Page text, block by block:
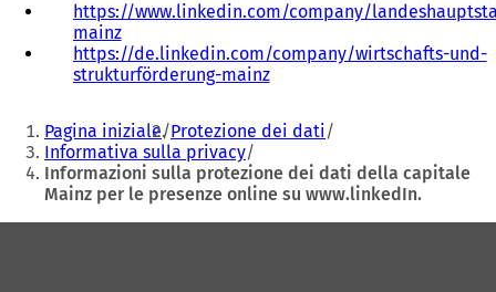
https://www.linkedin.com/company/
mainz(
S
i
r
e
i
n
u
https://de.linkedin.com/company/wirtschafts-und-
strukturförderung-mainz(
a
r
e
i
Siete
qui:
Pagina iniziale Protezione dei dati
Informativa sulla privacy
Informazioni sulla protezione dei dati della capitale
Mainz per le presenze online su www.linkedIn.